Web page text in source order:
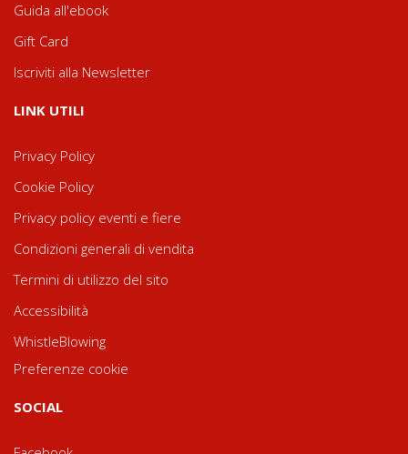
Guida all'ebook
Gift Card
Iscriviti alla Newsletter
LINK UTILI
Privacy Policy
Cookie Policy
Privacy policy eventi e fiere
Condizioni generali di vendita
Termini di utilizzo del sito
Accessibilità
WhistleBlowing
Preferenze cookie
SOCIAL